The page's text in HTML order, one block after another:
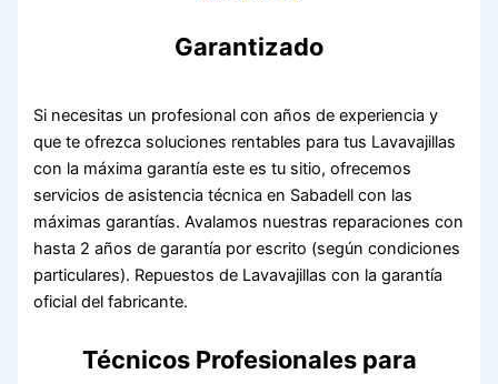
Garantizado
Si necesitas un profesional con años de experiencia y
que te ofrezca soluciones rentables para tus Lavavajillas
con la máxima garantía este es tu sitio, ofrecemos
servicios de asistencia técnica en Sabadell con las
máximas garantías. Avalamos nuestras reparaciones con
hasta 2 años de garantía por escrito (según condiciones
particulares). Repuestos de Lavavajillas con la garantía
oficial del fabricante.
Técnicos Profesionales para